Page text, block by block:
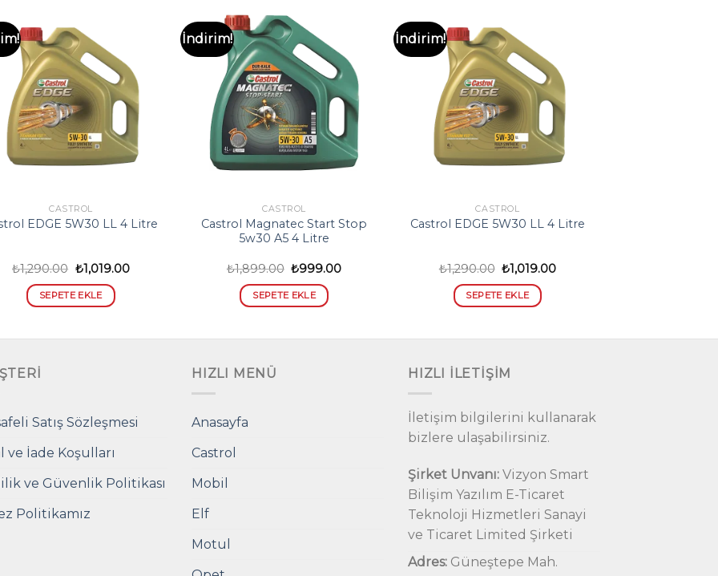
CASTROL
EDGE 5W30 LL 4 Litre
₺1,290.00 Orijinal
fiyat:
₺1,290.00.
₺1,019.00Şu
SEPETE EKLE
İndirim!
CASTROL
Castrol Magnatec Start Stop
5w30 A5 4 Litre
₺1,899.00 Orijinal
₺1,899.00.
₺999.00Şu
SEPETE EKLE
İndirim!
CASTROL
Castrol EDGE 5W30 LL 4 Litre
₺1,290.00 Orijinal
fiyat:
₺1,290.00.
₺1,019.00Şu
SEPETE EKLE
Satış Sözleşmesi
ve İade Koşulları
ve Güvenlik Politikası
Politikamız
HIZLI MENÜ
Anasayfa
Castrol
Mobil
Elf
Motul
HIZLI İLETIŞIM
İletişim bilgilerini kullanarak
bizlere ulaşabilirsiniz.
Şirket Unvanı: Vizyon Smart
Bilişim Yazılım E-Ticaret
Teknoloji Hizmetleri Sanayi
ve Ticaret Limited Şirketi
Adres: Güneştepe Mah.